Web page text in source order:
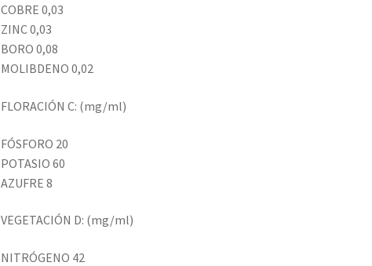
COBRE 0,03
ZINC 0,03
BORO 0,08
MOLIBDENO 0,02
FLORACIÓN C: (mg/ml)
FÓSFORO 20
POTASIO 60
AZUFRE 8
VEGETACIÓN D: (mg/ml)
NITRÓGENO 42